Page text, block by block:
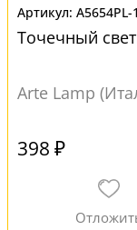
A5654PL-
Точечный
Arte Lamp
398 ₽